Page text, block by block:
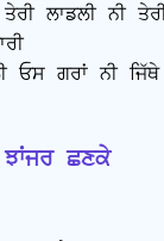
ਲਾਡਲੀ ਨੀ
ਓਸ ਗਰਾਂ ਨੀ ਜਿੱਥੇ
ਛਣਕੇ